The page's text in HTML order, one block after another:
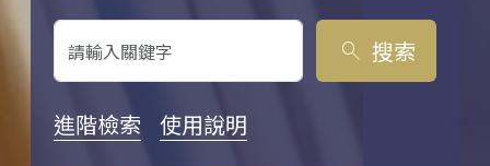
search 搜索
進階檢索 使用說明